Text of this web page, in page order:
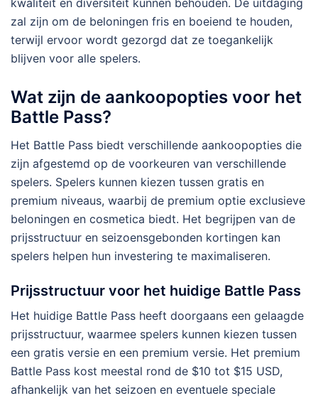
zal zijn om de beloningen fris en boeiend te houden,
terwijl ervoor wordt gezorgd dat ze toegankelijk
blijven voor alle spelers.
Wat zijn de aankoopopties voor het
Battle Pass?
Het Battle Pass biedt verschillende aankoopopties die
zijn afgestemd op de voorkeuren van verschillende
spelers. Spelers kunnen kiezen tussen gratis en
premium niveaus, waarbij de premium optie exclusieve
beloningen en cosmetica biedt. Het begrijpen van de
prijsstructuur en seizoensgebonden kortingen kan
spelers helpen hun investering te maximaliseren.
Prijsstructuur voor het huidige Battle Pass
Het huidige Battle Pass heeft doorgaans een gelaagde
prijsstructuur, waarmee spelers kunnen kiezen tussen
een gratis versie en een premium versie. Het premium
Battle Pass kost meestal rond de $10 tot $15 USD,
afhankelijk van het seizoen en eventuele speciale